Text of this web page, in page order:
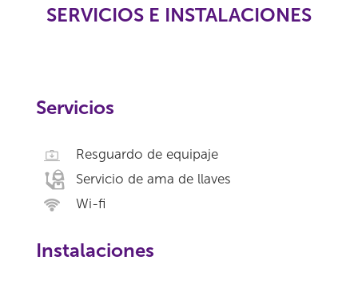
SERVICIOS E INSTALACIONES
Servicios
Resguardo de equipaje
Servicio de ama de llaves
Wi-fi
Instalaciones